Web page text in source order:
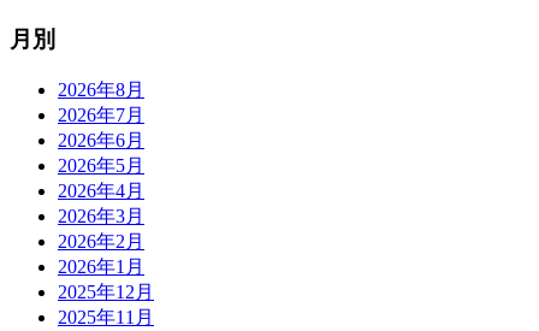
月別
2026年8月
2026年7月
2026年6月
2026年5月
2026年4月
2026年3月
2026年2月
2026年1月
2025年12月
2025年11月